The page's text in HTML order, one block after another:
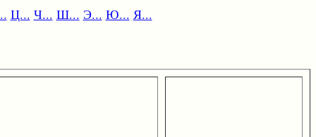
Ц... Ч... Ш... Э... Ю... Я...